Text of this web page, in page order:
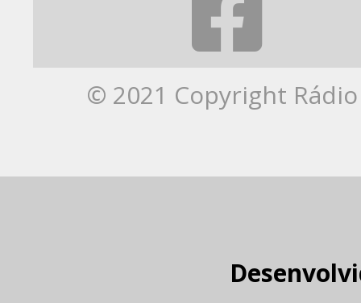
© 2021 Copyright